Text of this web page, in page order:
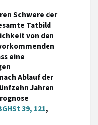
Schwere der
Tatbild
von den
eine
Ablauf der
Jahren
39, 121,